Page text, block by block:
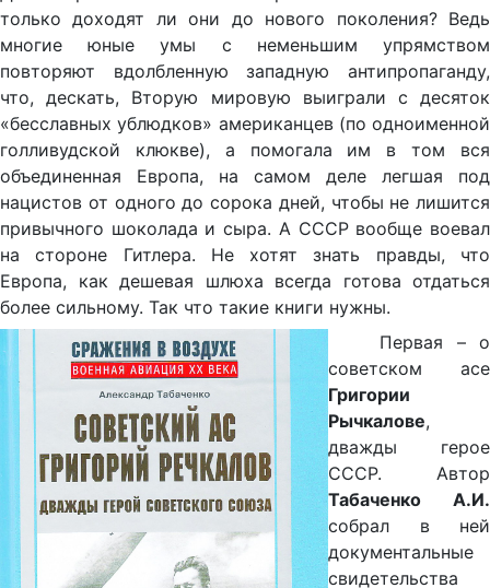
только доходят ли они до нового поколения? Ведь
многие юные умы с неменьшим упрямством
повторяют вдолбленную западную антипропаганду,
что, дескать, Вторую мировую выиграли с десяток
«бесславных ублюдков» американцев (по одноименной
голливудской клюкве), а помогала им в том вся
объединенная Европа, на самом деле легшая под
нацистов от одного до сорока дней, чтобы не лишится
привычного шоколада и сыра. А СССР вообще воевал
на стороне Гитлера. Не хотят знать правды, что
Европа, как дешевая шлюха всегда готова отдаться
более сильному. Так что такие книги нужны.
Первая – о
советском асе
Григории
Рычкалове,
дважды герое
СССР. Автор
Табаченко А.И.
собрал в ней
документальные
свидетельства